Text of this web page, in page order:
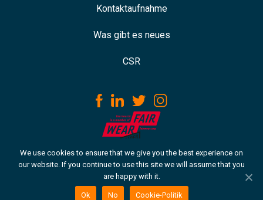
Kontaktaufnahme
Was gibt es neues
CSR
Laden Sie unseren ISO-Zertifikat
Urheberrecht © 2020 Van Heurck. Alle Rechte vorbehalten.
Cookie-Politik
We use cookies to ensure that we give you the best experience on
our website. If you continue to use this site we will assume that you
are happy with it.
Ok No Cookie-Politik